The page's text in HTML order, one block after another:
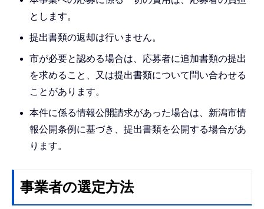
とします。
提出書類の返却は行いません。
市が必要と認める場合は、応募者に追加書類の提出
を求めること、又は提出書類について問い合わせる
ことがあります。
本件に係る情報公開請求があった場合は、新潟市情
報公開条例に基づき、提出書類を公開する場合があ
ります。
事業者の選定方法